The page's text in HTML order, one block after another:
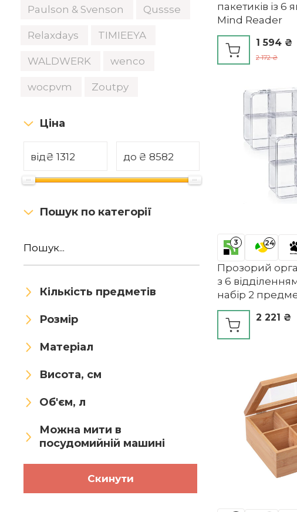
Paulson & Svenson Qussse
Relaxdays TIMIEEYA
WALDWERK wenco
wocpvm Zoutpy
Ціна
від₴ до ₴
Пошук по категорії
Кількість предметів
Розмір
Матеріал
Висота, см
Об'єм, л
Можна мити в
посудомийній машині
Скинути
пакетиків із
Mind Reader
1 594 ₴
2 172 ₴
3 24
Прозорий
з 6
набір 2
2 221 ₴